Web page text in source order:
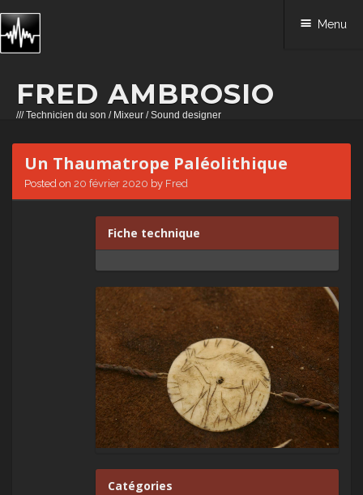
FRED AMBROSIO
/// Technicien du son / Mixeur / Sound designer
Menu
Skip to content
Un Thaumatrope Paléolithique
Posted on 20 février 2020 by Fred
Fiche technique
Catégories